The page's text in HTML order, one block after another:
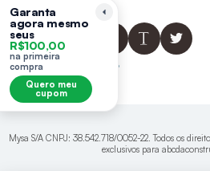
Política de Privacidade
Privacidade e segurança
Voz: Segunda a Sexta das 08:00 às
Whatsapp: Segunda a Sexta das 08:00
Domingos e Feriados - sem expediente.
Formas de pagamento
Mysa S/A CNPJ: 38.542.718/0052-22. Todos os
exclusivos para
Garanta
agora mesmo
seus
R$100,00
na primeira
compra
Quero meu
cupom